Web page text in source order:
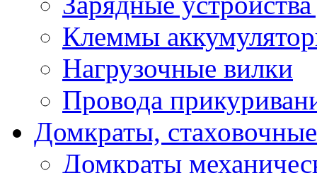
Клеммы
Нагрузочные вилки
Провода
Домкраты,
Домкраты